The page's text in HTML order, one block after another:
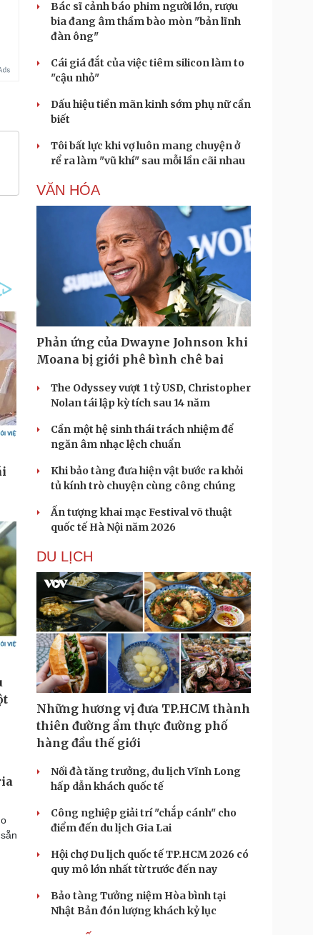
Bác sĩ cảnh báo phim người lớn, rượu
bia đang âm thầm bào mòn "bản lĩnh
đàn ông"
Cái giá đắt của việc tiêm silicon làm to
"cậu nhỏ"
Dấu hiệu tiền mãn kinh sớm phụ nữ cần
biết
Tôi bất lực khi vợ luôn mang chuyện ở
rể ra làm "vũ khí" sau mỗi lần cãi nhau
VĂN HÓA
Phản ứng của Dwayne Johnson khi
Moana bị giới phê bình chê bai
The Odyssey vượt 1 tỷ USD, Christopher
Nolan tái lập kỳ tích sau 14 năm
Cần một hệ sinh thái trách nhiệm để
ngăn âm nhạc lệch chuẩn
Khi bảo tàng đưa hiện vật bước ra khỏi
tủ kính trò chuyện cùng công chúng
Ấn tượng khai mạc Festival võ thuật
quốc tế Hà Nội năm 2026
DU LỊCH
Những hương vị đưa TP.HCM thành
thiên đường ẩm thực đường phố
hàng đầu thế giới
Nối đà tăng trưởng, du lịch Vĩnh Long
hấp dẫn khách quốc tế
Công nghiệp giải trí "chắp cánh" cho
điểm đến du lịch Gia Lai
Hội chợ Du lịch quốc tế TP.HCM 2026 có
quy mô lớn nhất từ trước đến nay
Bảo tàng Tưởng niệm Hòa bình tại
Nhật Bản đón lượng khách kỷ lục